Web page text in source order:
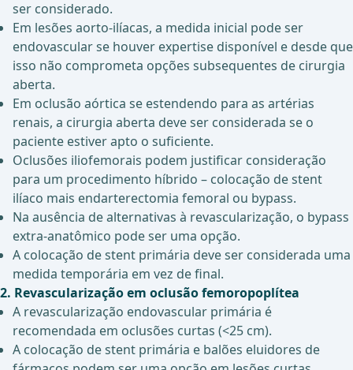
ser considerado.
Em lesões aorto-ilíacas, a medida inicial pode ser
endovascular se houver expertise disponível e desde que
isso não comprometa opções subsequentes de cirurgia
aberta.
Em oclusão aórtica se estendendo para as artérias
renais, a cirurgia aberta deve ser considerada se o
paciente estiver apto o suficiente.
Oclusões iliofemorais podem justificar consideração
para um procedimento híbrido – colocação de stent
ilíaco mais endarterectomia femoral ou bypass.
Na ausência de alternativas à revascularização, o bypass
extra-anatômico pode ser uma opção.
A colocação de stent primária deve ser considerada uma
medida temporária em vez de final.
2. Revascularização em oclusão femoropoplítea
A revascularização endovascular primária é
recomendada em oclusões curtas (<25 cm).
A colocação de stent primária e balões eluidores de